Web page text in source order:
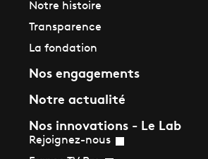
Notre histoire
Transparence
La fondation
Nos engagements
Notre actualité
Nos innovations - Le Lab
Rejoignez-nous